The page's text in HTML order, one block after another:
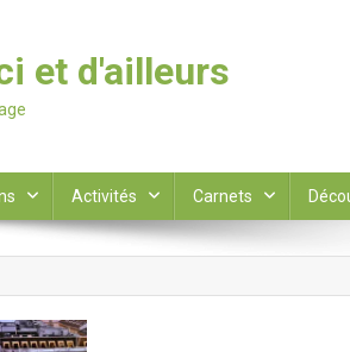
et d'ailleurs
Activités Carnets